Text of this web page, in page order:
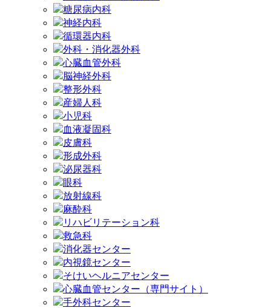
糖尿病内科
神経内科
循環器内科
外科・消化器外科
心臓血管外科
脳神経外科
整形外科
産婦人科
小児科
血液凝固科
皮膚科
形成外科
泌尿器科
眼科
放射線科
麻酔科
リハビリテーション科
救急科
消化器センター
内視鏡センター
そけいヘルニアセンター
心臓血管センター（専門サイト）
手外科センター